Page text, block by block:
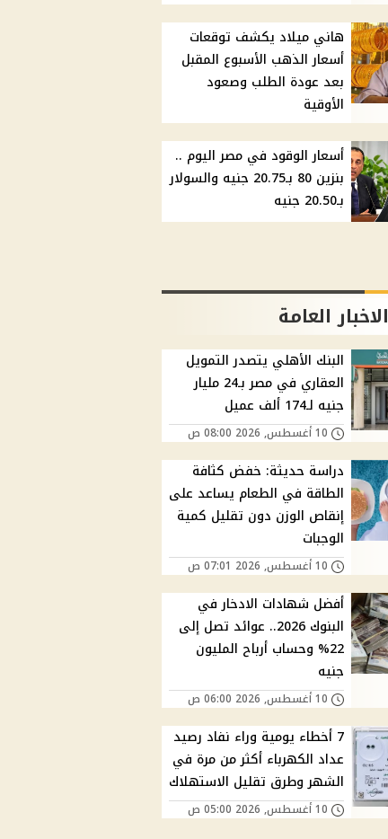
هاني ميلاد يكشف توقعات
أسعار الذهب الأسبوع المقبل
بعد عودة الطلب وصعود
الأوقية
أسعار الوقود في مصر اليوم ..
بنزين 80 بـ20.75 جنيه والسولار
بـ20.50 جنيه
الاخبار العامة
البنك الأهلي يتصدر التمويل
العقاري في مصر بـ24 مليار
جنيه لـ174 ألف عميل
10 أغسطس, 2026 08:00 ص
دراسة حديثة: خفض كثافة
الطاقة في الطعام يساعد على
إنقاص الوزن دون تقليل كمية
الوجبات
10 أغسطس, 2026 07:01 ص
أفضل شهادات الادخار في
البنوك 2026.. عوائد تصل إلى
22% وحساب أرباح المليون
جنيه
10 أغسطس, 2026 06:00 ص
7 أخطاء يومية وراء نفاد رصيد
عداد الكهرباء أكثر من مرة في
الشهر وطرق تقليل الاستهلاك
10 أغسطس, 2026 05:00 ص